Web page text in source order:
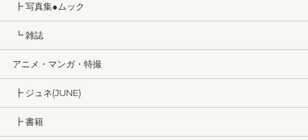
┣ 写真集●ムック
┗ 雑誌
アニメ・マンガ・特撮
┣ ジュネ(JUNE)
┣ 書籍